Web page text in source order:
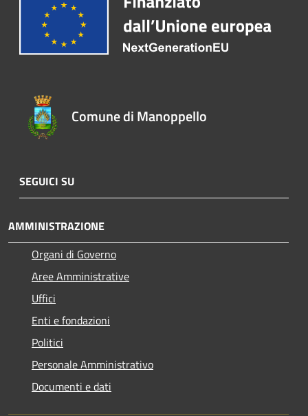
Comune di Manoppello
SEGUICI SU
AMMINISTRAZIONE
Organi di Governo
Aree Amministrative
Uffici
Enti e fondazioni
Politici
Personale Amministrativo
Documenti e dati